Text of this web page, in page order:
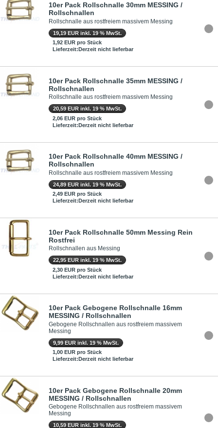
10er Pack Rollschnalle 30mm MESSING /
Rollschnallen
Rollschnalle aus rostfreiem massivem Messing
19,19 EUR inkl. 19 % MwSt.
1,92 EUR pro Stück
Lieferzeit:Derzeit nicht lieferbar
10er Pack Rollschnalle 35mm MESSING /
Rollschnallen
Rollschnalle aus rostfreiem massivem Messing
20,59 EUR inkl. 19 % MwSt.
2,06 EUR pro Stück
Lieferzeit:Derzeit nicht lieferbar
10er Pack Rollschnalle 40mm MESSING /
Rollschnallen
Rollschnalle aus rostfreiem massivem Messing
24,89 EUR inkl. 19 % MwSt.
2,49 EUR pro Stück
Lieferzeit:Derzeit nicht lieferbar
10er Pack Rollschnalle 50mm Messing Rein
Rostfrei
Rollschnallen aus Messing
22,95 EUR inkl. 19 % MwSt.
2,30 EUR pro Stück
Lieferzeit:Derzeit nicht lieferbar
10er Pack Gebogene Rollschnalle 16mm
MESSING / Rollschnallen
Gebogene Rollschnallen aus rostfreiem massivem
Messing
9,99 EUR inkl. 19 % MwSt.
1,00 EUR pro Stück
Lieferzeit:Derzeit nicht lieferbar
10er Pack Gebogene Rollschnalle 20mm
MESSING / Rollschnallen
Gebogene Rollschnallen aus rostfreiem massivem
Messing
10,59 EUR inkl. 19 % MwSt.